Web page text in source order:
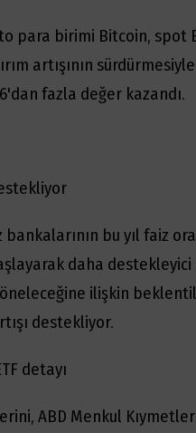
para birimi Bitcoin, spot
artışının
fazla değer kazandı.
bu yıl faiz
daha
ilişkin
destekliyor.
detayı
ABD Menkul